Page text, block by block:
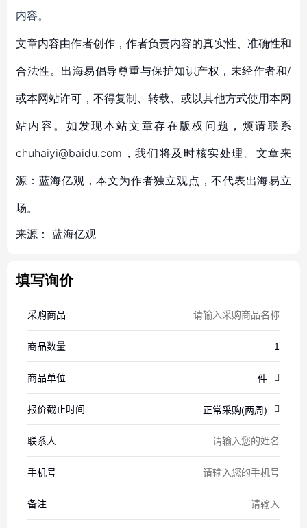
内容。
文章内容由作者创作，作者负责内容的真实性、准确性和
合法性。出海易倡导尊重与保护知识产权，未经作者和/
或本网站许可，不得复制、转载、或以其他方式使用本网
站内容。如发现本站文章存在版权问题，烦请联系
chuhaiyi@baidu.com，我们将及时核实处理。文章来
源：蓝海亿观，本文为作者独立观点，不代表出海易立
场。
来源： 蓝海亿观
填写询价